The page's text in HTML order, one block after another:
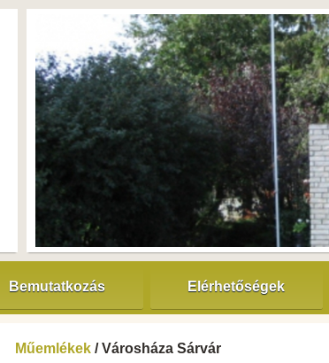
Bemutatkozás Elérhetőségek
Műemlékek / Városháza Sárvár